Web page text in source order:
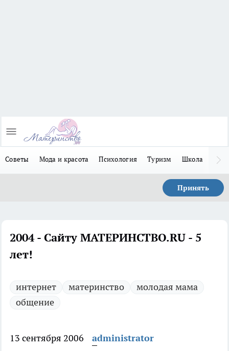
Советы Мода и красота Психология Туризм Школа
Принять
2004 - Сайту МАТЕРИНСТВО.RU - 5
лет!
интернет материнство
молодая мама
общение
13 сентября 2006
administrator